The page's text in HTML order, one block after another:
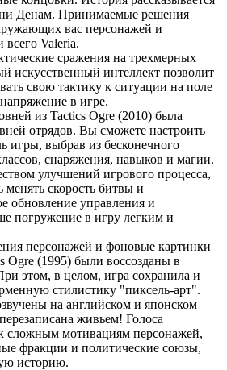
Денам. Принимаемые решения
вас персонажей и
всего Valeria.
сражения на трехмерных
искусственный интеллект позволит
свою тактику к ситуации на поле
в игре.
из Tactics Ogre (2010) была
отрядов. Вы сможете настроить
игры, выбрав из бесконечного
снаряжения, навыков и магии.
улучшений игрового процесса,
менять скорость битвы и
обновление управления и
погружение в игру легким и
персонажей и фоновые картинки
Ogre (1995) были воссозданы в
этом, в целом, игра сохранила и
стилистику "пиксель-арт".
на английском и японском
живьем! Голоса
сложным мотивациям персонажей,
фракции и политические союзы,
историю.